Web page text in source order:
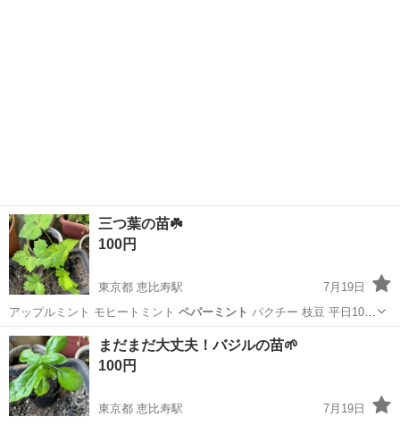
三つ葉の苗☘️
100円
東京都 恵比寿駅
7月19日
アップルミント モヒートミント ペパーミント パクチー 枝豆 平日10〜
20…
東京 渋谷区 恵比寿駅 家庭用品
まだまだ大丈夫！バジルの苗🌱
100円
東京都 恵比寿駅
7月19日